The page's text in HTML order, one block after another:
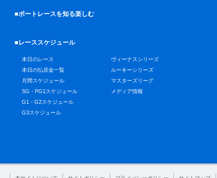
■ボートレースを知る楽しむ
■レーススケジュール
本日のレース
本日の払戻金一覧
月間スケジュール
SG・PG1スケジュール
G1・G2スケジュール
G3スケジュール
ヴィーナスシリーズ
ルーキーシリーズ
マスターズリーグ
メディア情報